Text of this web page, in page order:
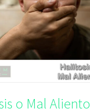
o Mal Aliento